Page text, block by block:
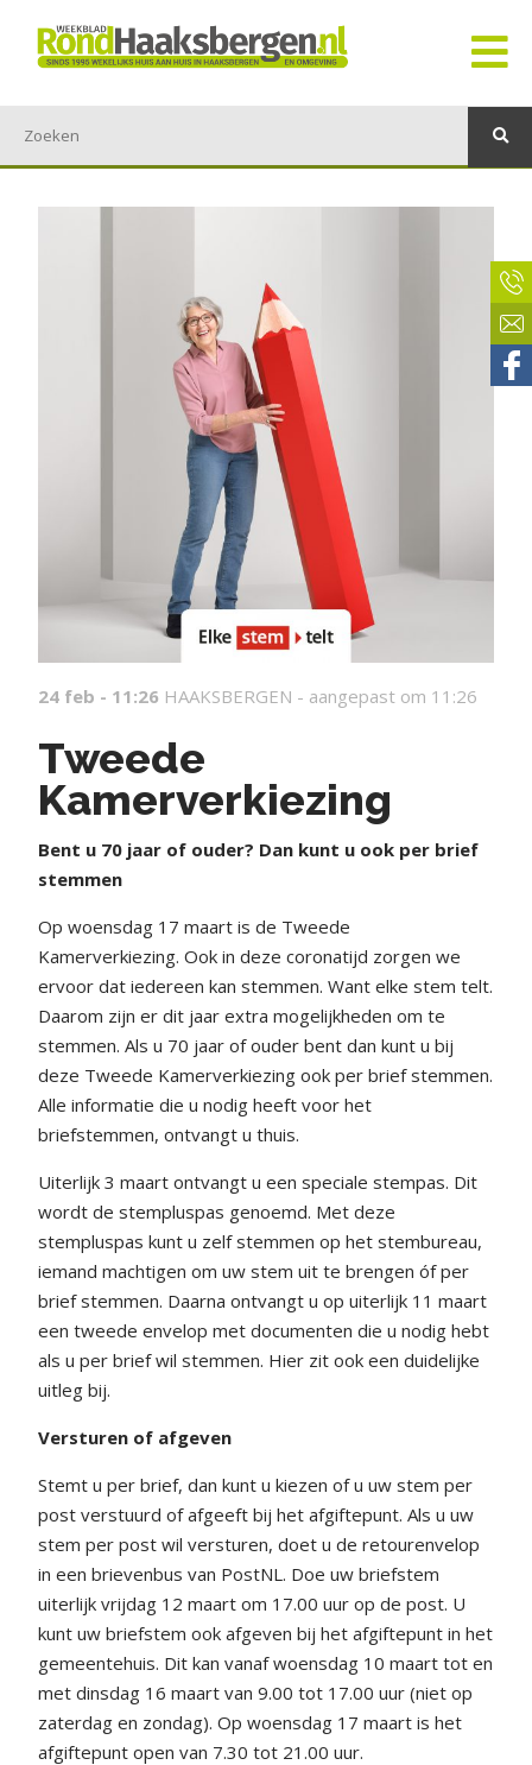
24 feb - 11:26 HAAKSBERGEN - aangepast om 11:26
Tweede
Kamerverkiezing
Bent u 70 jaar of ouder? Dan kunt u ook per brief
stemmen
Op woensdag 17 maart is de Tweede
Kamerverkiezing. Ook in deze coronatijd zorgen we
ervoor dat iedereen kan stemmen. Want elke stem telt.
Daarom zijn er dit jaar extra mogelijkheden om te
stemmen. Als u 70 jaar of ouder bent dan kunt u bij
deze Tweede Kamerverkiezing ook per brief stemmen.
Alle informatie die u nodig heeft voor het
briefstemmen, ontvangt u thuis.
Uiterlijk 3 maart ontvangt u een speciale stempas. Dit
wordt de stempluspas genoemd. Met deze
stempluspas kunt u zelf stemmen op het stembureau,
iemand machtigen om uw stem uit te brengen óf per
brief stemmen. Daarna ontvangt u op uiterlijk 11 maart
een tweede envelop met documenten die u nodig hebt
als u per brief wil stemmen. Hier zit ook een duidelijke
uitleg bij.
Versturen of afgeven
Stemt u per brief, dan kunt u kiezen of u uw stem per
post verstuurd of afgeeft bij het afgiftepunt. Als u uw
stem per post wil versturen, doet u de retourenvelop
in een brievenbus van PostNL. Doe uw briefstem
uiterlijk vrijdag 12 maart om 17.00 uur op de post. U
kunt uw briefstem ook afgeven bij het afgiftepunt in het
gemeentehuis. Dit kan vanaf woensdag 10 maart tot en
met dinsdag 16 maart van 9.00 tot 17.00 uur (niet op
zaterdag en zondag). Op woensdag 17 maart is het
afgiftepunt open van 7.30 tot 21.00 uur.